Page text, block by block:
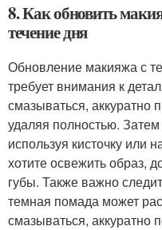
8. Как обновить
течение дня
Обновление макияжа с
требует внимания к
смазываться, аккуратно
удаляя полностью.
используя кисточку или
хотите освежить образ,
губы. Также важно
темная помада может
смазываться, аккуратно